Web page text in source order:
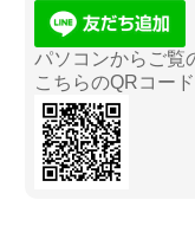
パソコンからご覧
こちらのQRコー